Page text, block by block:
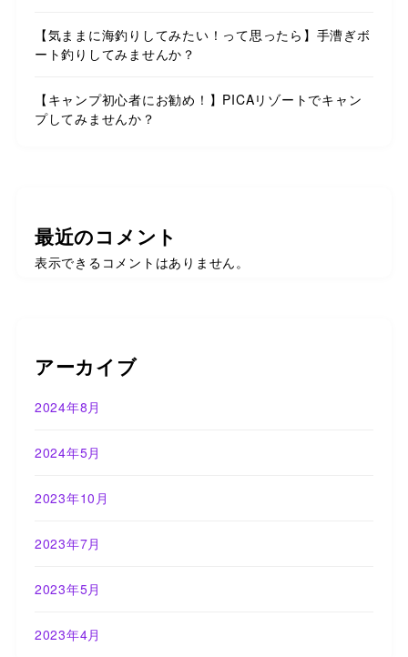
【気ままに海釣りしてみたい！って思ったら】手漕ぎボ
ート釣りしてみませんか？
【キャンプ初心者にお勧め！】PICAリゾートでキャン
プしてみませんか？
最近のコメント
表示できるコメントはありません。
アーカイブ
2024年8月
2024年5月
2023年10月
2023年7月
2023年5月
2023年4月